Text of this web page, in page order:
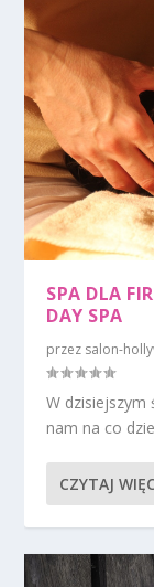
SPA DLA
DAY SPA
przez salon-
W dzisiejszym
nam na co
CZYTAJ